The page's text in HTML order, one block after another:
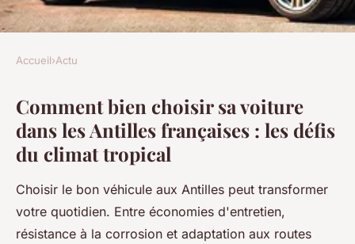
Choisir sa voiture aux Antilles
: astuces pour bien débuter
Accueil›Actu
Comment bien choisir sa voiture
dans les Antilles françaises : les défis
du climat tropical
Choisir le bon véhicule aux Antilles peut transformer
votre quotidien. Entre économies d'entretien,
résistance à la corrosion et adaptation aux routes